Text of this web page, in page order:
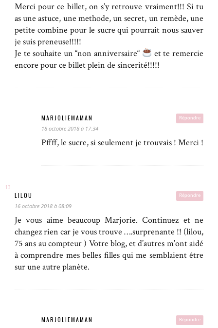
Merci pour ce billet, on s’y retrouve vraiment!!! Si tu
as une astuce, une methode, un secret, un remède, une
petite combine pour le sucre qui pourrait nous sauver
je suis preneuse!!!!!
Je te souhaite un “non anniversaire“
et te remercie
encore pour ce billet plein de sincerité!!!!!
Répondre
MARJOLIEMAMAN
18 octobre 2018 à 17:34
Pffff, le sucre, si seulement je trouvais ! Merci !
Répondre
LILOU
16 octobre 2018 à 08:09
Je vous aime beaucoup Marjorie. Continuez et ne
changez rien car je vous trouve ….surprenante !! (lilou,
75 ans au compteur ) Votre blog, et d’autres m’ont aidé
à comprendre mes belles filles qui me semblaient être
sur une autre planète.
Répondre
MARJOLIEMAMAN